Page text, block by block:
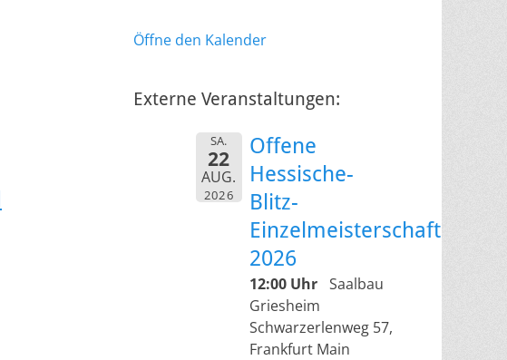
Öffne den Kalender
Externe Veranstaltungen:
SA.
22
AUG.
2026
Offene
Hessische-
Blitz-
Einzelmeisterschaft
2026
12:00 Uhr Saalbau
Griesheim
Schwarzerlenweg 57,
Frankfurt Main